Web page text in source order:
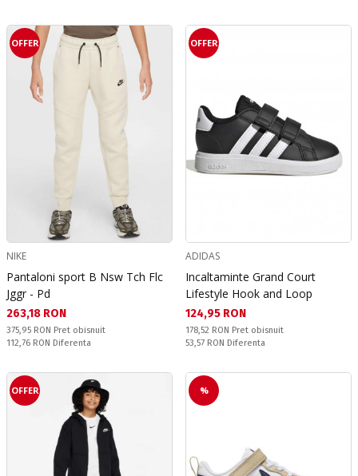
OFFER
NIKE
Pantaloni sport B Nsw Tch Flc
Jggr - Pd
Текуща цена:
263,18 RON
Pret obisnuit:
375,95 RON Pret obisnuit
Спестявате:
112,76 RON Diferenta
OFFER
ADIDAS
Incaltaminte Grand Court
Lifestyle Hook and Loop
Текуща цена:
124,95 RON
Pret obisnuit:
178,52 RON Pret obisnuit
Спестявате:
53,57 RON Diferenta
OFFER %